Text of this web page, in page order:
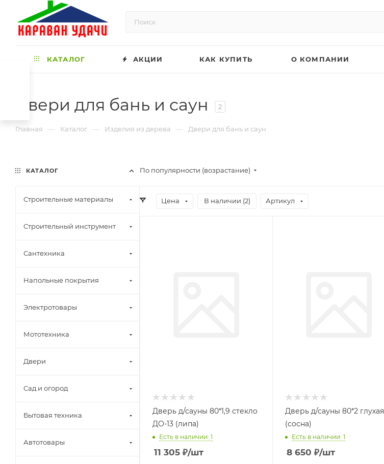
КАТАЛОГ АКЦИИ КАК КУПИТЬ О КОМПАНИИ
Двери для бань и саун 2
Главная — Каталог — Изделия из дерева — Двери для бань и саун
По популярности (возрастание)
Цена В наличии (2) Артикул
Дверь д/сауны 80*1,9 стекло
ДО-13 (липа)
Есть в наличии: 1
11 305 ₽/шт
Дверь д/сауны 80*2 глухая
(сосна)
Есть в наличии: 1
8 650 ₽/шт
КАТАЛОГ
Строительные материалы
Строительный инструмент
Сантехника
Напольные покрытия
Электротовары
Мототехника
Двери
Сад и огород
Бытовая техника
Автотовары